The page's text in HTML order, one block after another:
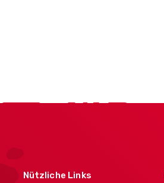
Nützliche Links